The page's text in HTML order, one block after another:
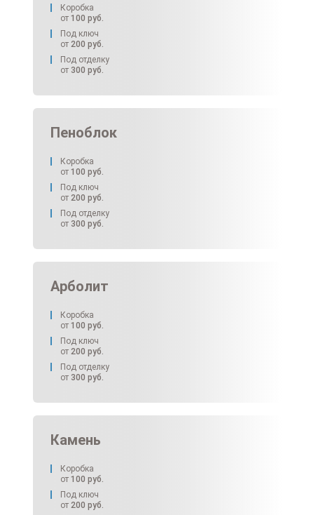
Коробка
от 100 руб.
Под ключ
от 200 руб.
Под отделку
от 300 руб.
Пеноблок
Коробка
от 100 руб.
Под ключ
от 200 руб.
Под отделку
от 300 руб.
Арболит
Коробка
от 100 руб.
Под ключ
от 200 руб.
Под отделку
от 300 руб.
Камень
Коробка
от 100 руб.
Под ключ
от 200 руб.